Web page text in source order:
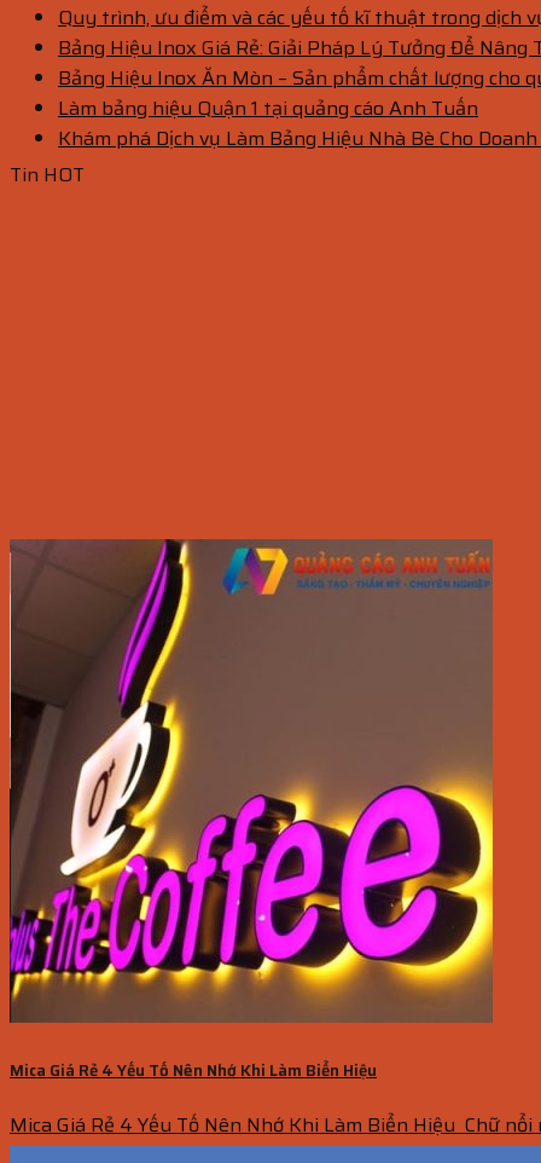
Quy trình, ưu điểm và các yếu tố kĩ thuật trong dịch
Bảng Hiệu Inox Giá Rẻ: Giải Pháp Lý Tưởng Để Nâng
Bảng Hiệu Inox Ăn Mòn – Sản phẩm chất lượng cho
Làm bảng hiệu Quận 1 tại quảng cáo Anh Tuấn
Khám phá Dịch vụ Làm Bảng Hiệu Nhà Bè Cho
Tin HOT
Mica Giá Rẻ 4 Yếu Tố Nên Nhớ Khi Làm Biển Hiệu
Mica Giá Rẻ 4 Yếu Tố Nên Nhớ Khi Làm Biển Hiệu Chữ nổi